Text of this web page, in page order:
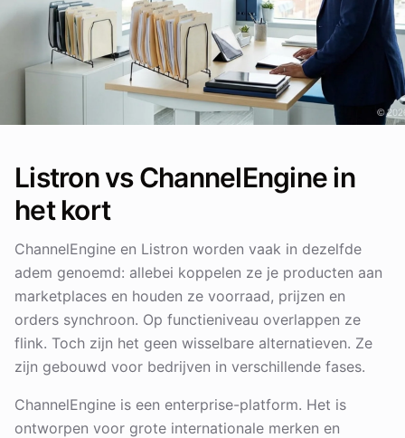
Listron vs ChannelEngine in
het kort
ChannelEngine en Listron worden vaak in dezelfde
adem genoemd: allebei koppelen ze je producten aan
marketplaces en houden ze voorraad, prijzen en
orders synchroon. Op functieniveau overlappen ze
flink. Toch zijn het geen wisselbare alternatieven. Ze
zijn gebouwd voor bedrijven in verschillende fases.
ChannelEngine is een enterprise-platform. Het is
ontworpen voor grote internationale merken en